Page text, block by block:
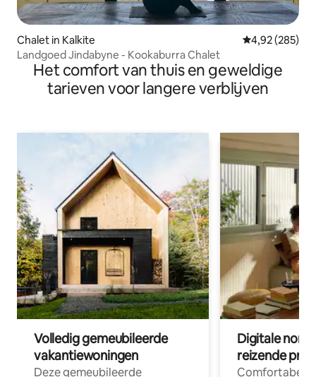
Chalet in Kalkite Gemiddelde
4,92 (285)
Landgoed Jindabyne - Kookaburra Chalet
Het comfort van thuis en geweldige
tarieven voor langere verblijven
Volledig gemeubileerde
vakantiewoningen
Deze gemeubileerde
Digitale
reizende
Comfortabele